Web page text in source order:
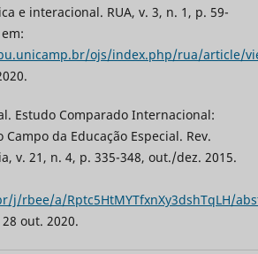
e interacional. RUA, v. 3, n. 1, p. 59-
ojs/index.php/rua/article/
Estudo Comparado Internacional:
da Educação Especial. Rev.
v. 21, n. 4, p. 335-348, out./dez. 2015.
j/rbee/a/Rptc5HtMYTfxnXy3dshTqLH/
out. 2020.